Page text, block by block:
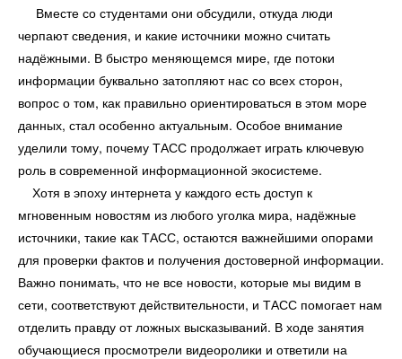
Вместе со студентами они обсудили, откуда люди
черпают сведения, и какие источники можно считать
надёжными. В быстро меняющемся мире, где потоки
информации буквально затопляют нас со всех сторон,
вопрос о том, как правильно ориентироваться в этом море
данных, стал особенно актуальным. Особое внимание
уделили тому, почему ТАСС продолжает играть ключевую
роль в современной информационной экосистеме.
Хотя в эпоху интернета у каждого есть доступ к
мгновенным новостям из любого уголка мира, надёжные
источники, такие как ТАСС, остаются важнейшими опорами
для проверки фактов и получения достоверной информации.
Важно понимать, что не все новости, которые мы видим в
сети, соответствуют действительности, и ТАСС помогает нам
отделить правду от ложных высказываний. В ходе занятия
обучающиеся просмотрели видеоролики и ответили на